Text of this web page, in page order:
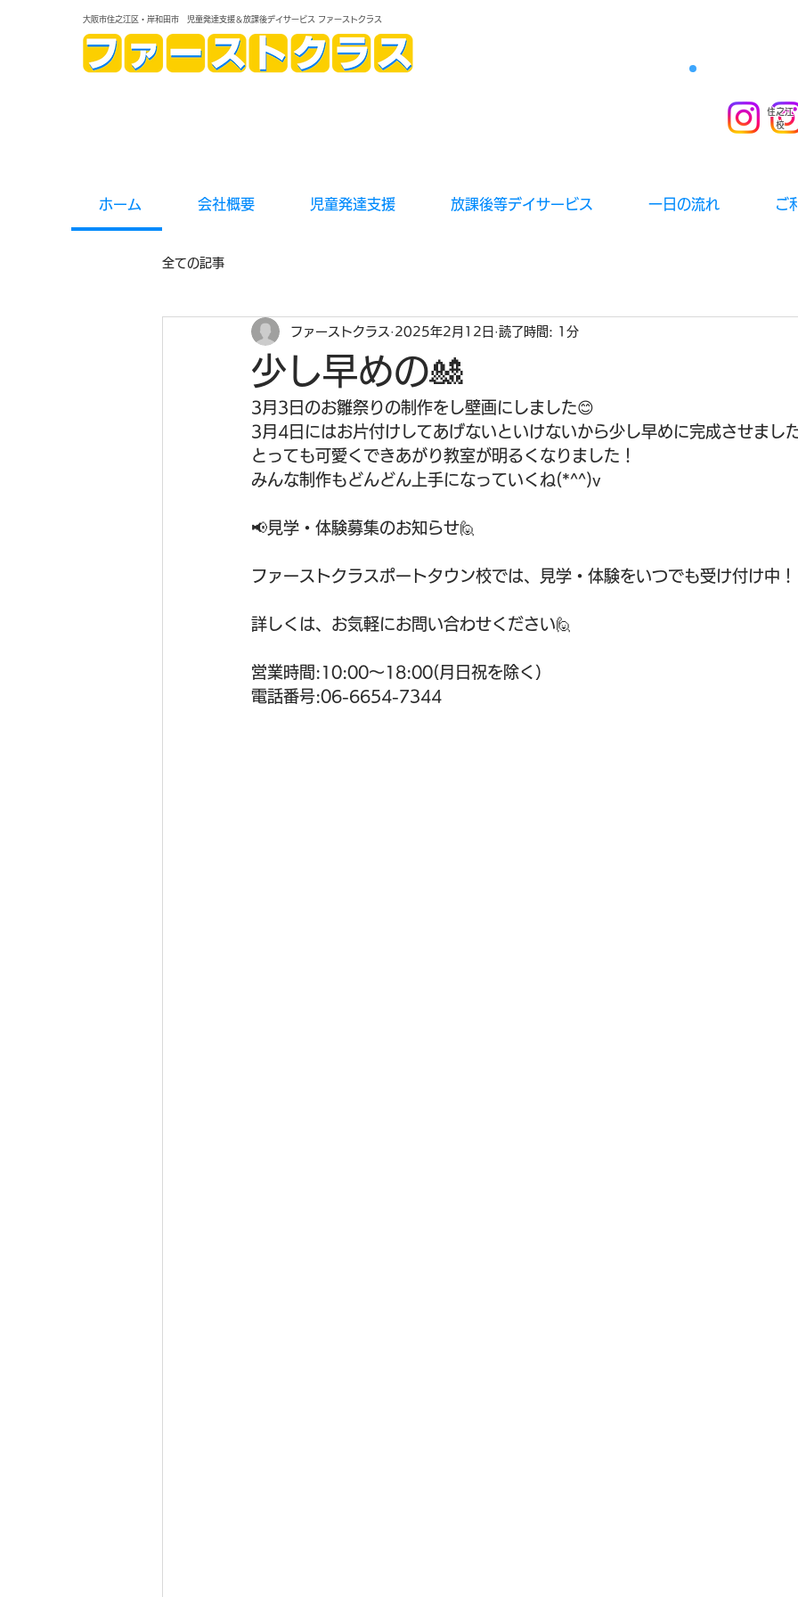
大阪市住之江区・岸和田市 児童発達支援＆放課後デイサービス ファーストクラス
住之江
校
ホーム 会社概要 児童発達支援 放課後等デイサービス 一日の流れ ご
全ての記事
少し早めの🎎
ファーストクラス 2025年2月12日 読了時間: 1分
3月3日のお雛祭りの制作をし壁画にしました😊
3月4日にはお片付けしてあげないといけないから少し早めに完成させまし
とっても可愛くできあがり教室が明るくなりました！
みんな制作もどんどん上手になっていくね(*^^)v
📢見学・体験募集のお知らせ🙋
ファーストクラスポートタウン校では、見学・体験をいつでも受け付け中！
詳しくは、お気軽にお問い合わせください🙋
営業時間:10:00〜18:00(月日祝を除く）
電話番号:06-6654-7344